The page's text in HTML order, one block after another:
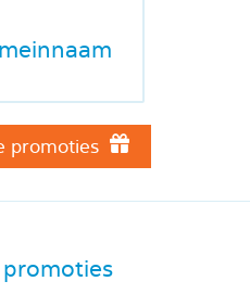
promoties